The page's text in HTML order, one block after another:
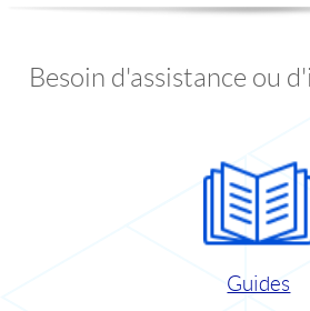
Besoin d'assistance ou
Guides